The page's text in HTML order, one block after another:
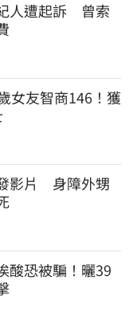
人遭起訴　曾索
女友智商146！獲
影片　身障外甥
酸恐被騙！曬39